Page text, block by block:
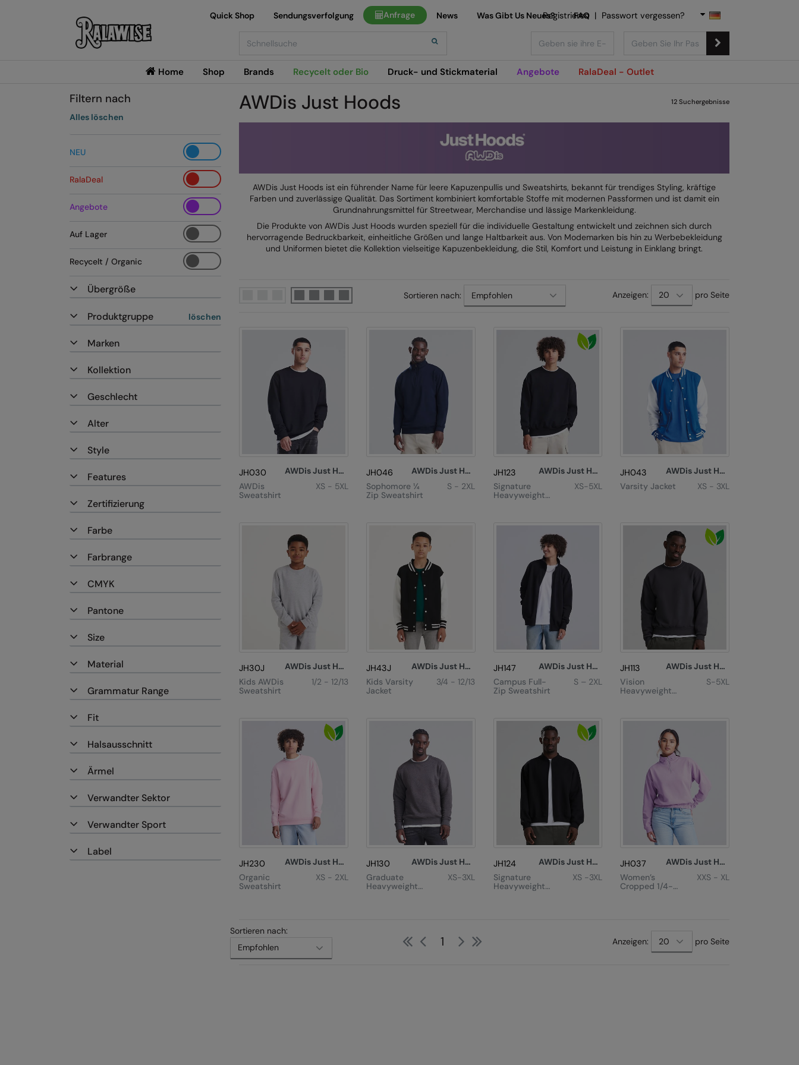
Home Shop Brands Recycelt oder Bio Druck- und Stickmaterial Angebote RalaDeal - Outlet
Quick Shop Sendungsverfolgung Anfrage News Was Gibt Us Neues? FAQ
Registrieren | Passwort vergessen?
AWDis Just Hoods 12 Suchergebnisse
AWDis Just Hoods ist ein führender Name für leere Kapuzenpullis und Sweatshirts, bekannt für trendiges Styling, kräftige
Farben und zuverlässige Qualität. Das Sortiment kombiniert komfortable Stoffe mit modernen Passformen und ist damit ein
Grundnahrungsmittel für Streetwear, Merchandise und lässige Markenkleidung.
Die Produkte von AWDis Just Hoods wurden speziell für die individuelle Gestaltung entwickelt und zeichnen sich durch
hervorragende Bedruckbarkeit, einheitliche Größen und lange Haltbarkeit aus. Von Modemarken bis hin zu Werbebekleidung
und Uniformen bietet die Kollektion vielseitige Kapuzenbekleidung, die Stil, Komfort und Leistung in Einklang bringt.
Sortieren nach: Anzeigen: pro Seite
JH030
AWDis Just Hoods
AWDis
Sweatshirt
XS - 5XL
JH046
AWDis Just Hoods
Sophomore ¼
Zip Sweatshirt
S - 2XL
JH123
AWDis Just Hoods
Signature
Heavyweight
XS-5XL
JH043
AWDis Just Hoods
Varsity Jacket
XS - 3XL
JH30J
AWDis Just Hoods
Kids AWDis
Sweatshirt
1/2 - 12/13
JH43J
AWDis Just Hoods
Kids Varsity
Jacket
3/4 - 12/13
JH147
AWDis Just Hoods
Campus Full-
Zip Sweatshirt
S – 2XL
JH113
AWDis Just Hoods
Vision
Heavyweight
S-5XL
JH230
AWDis Just Hoods
Organic
Sweatshirt
XS - 2XL
JH130
AWDis Just Hoods
Graduate
Heavyweight
XS-3XL
JH124
AWDis Just Hoods
Signature
Heavyweight
XS -3XL
JH037
AWDis Just Hoods
Women’s
Cropped 1/4-
XXS - XL
Sortieren nach:
FirstPrevious
1 Next Anzeigen: pro Seite
Filtern nach
Alles löschen
NEU
RalaDeal
Angebote
Auf Lager
Recycelt / Organic
Übergröße
Produktgruppe löschen
Marken
Kollektion
Geschlecht
Alter
Style
Features
Zertifizierung
Farbe
Farbrange
CMYK
Pantone
Size
Material
Grammatur Range
Fit
Halsausschnitt
Ärmel
Verwandter Sektor
Verwandter Sport
Label